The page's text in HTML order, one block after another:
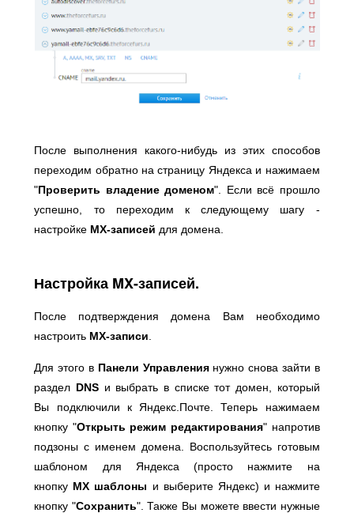
После выполнения какого-нибудь из этих способов
переходим обратно на страницу Яндекса и нажимаем
"Проверить владение доменом". Если всё прошло
успешно, то переходим к следующему шагу -
настройке MX-записей для домена.
Настройка MX-записей.
После подтверждения домена Вам необходимо
настроить MX-записи
Для этого в Панели Управлениянужно снова зайти в
раздел DNS и выбрать в списке тот домен, который
Вы подключили к Яндекс.Почте. Теперь нажимаем
кнопку "Открыть режим редактирования" напротив
подзоны с именем домена. Воспользуйтесь готовым
шаблоном для Яндекса (просто нажмите на
кнопку MX шаблоны и выберите Яндекс) и нажмите
кнопку "Сохранить". Также Вы можете ввести нужные